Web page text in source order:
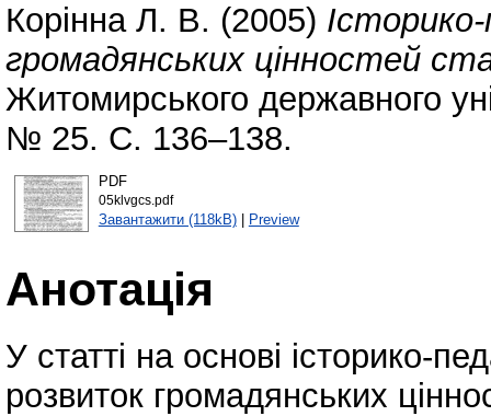
Корінна Л. В. (2005)
громадянських цінностей
Житомирського державного
№ 25. С. 136–138.
PDF
05klvgcs.pdf
Завантажити (118kB)| Preview
Анотація
У статті на основі історико-
розвиток громадянських